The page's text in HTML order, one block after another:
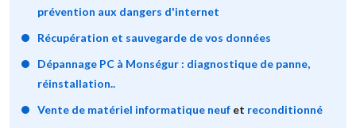
prévention aux dangers d'internet
Récupération et sauvegarde de vos données
Dépannage PC à Monségur : diagnostique de panne,
réinstallation..
Vente de matériel informatique neuf et reconditionné